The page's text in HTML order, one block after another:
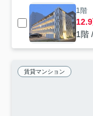
1階
1階
賃貸マンション